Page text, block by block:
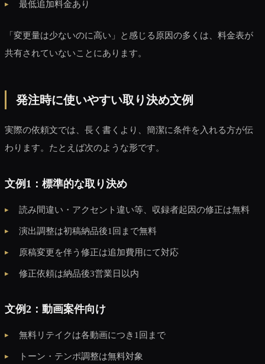
最低追加料金あり
「変更量は少ないのに高い」と感じる原因の多くは、料金表が
共有されていないことにあります。
発注時に使いやすい取り決め文例
実際の依頼文では、長く書くより、簡潔に条件を入れる方が伝
わります。たとえば次のような形です。
文例1：標準的な取り決め
読み間違い・アクセント違い等、収録者起因の修正は無料
演出調整は初稿納品後1回まで無料
原稿変更を伴う修正は追加費用にて対応
修正依頼は納品後3営業日以内
文例2：動画案件向け
無料リテイクは各動画につき1回まで
トーン・テンポ調整は無料対象